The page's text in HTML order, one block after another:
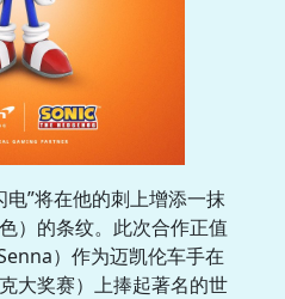
电”将在他的刺上增添一抹
）的条纹。此次合作正值
）作为迈凯伦车手在
大奖赛）上捧起著名的世